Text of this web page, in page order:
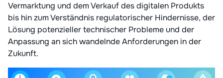
Vermarktung und dem Verkauf des digitalen Produkts
bis hin zum Verständnis regulatorischer Hindernisse, der
Lösung potenzieller technischer Probleme und der
Anpassung an sich wandelnde Anforderungen in der
Zukunft.